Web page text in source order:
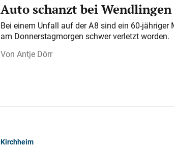
Auto schanzt bei
Bei einem Unfall auf der A 8 sind ein 60-
am Donnerstagmorgen schwer verletzt worden.
Antje Dörr
Kirchheim